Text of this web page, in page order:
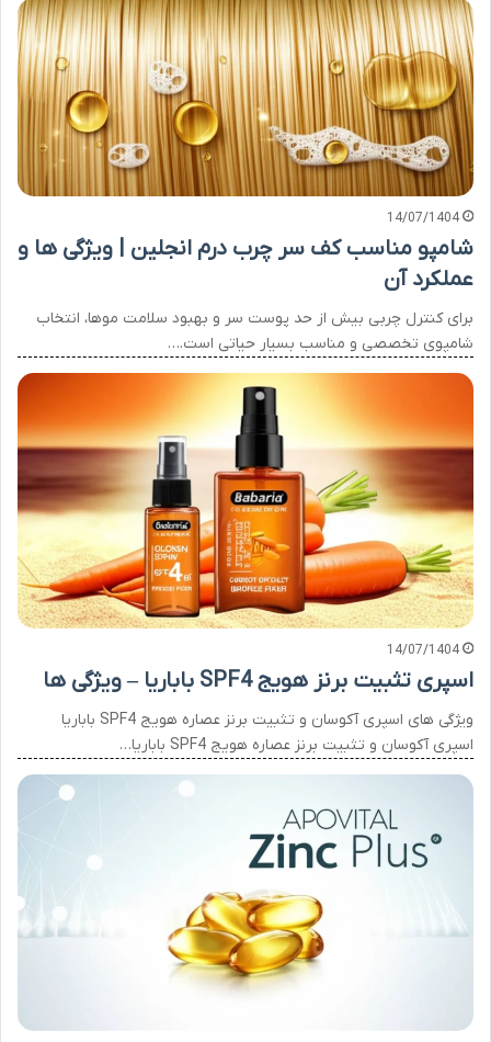
14/07/1404
شامپو مناسب کف سر چرب درم انجلین | ویژگی ها و
عملکرد آن
برای کنترل چربی بیش از حد پوست سر و بهبود سلامت موها، انتخاب
شامپوی تخصصی و مناسب بسیار حیاتی است.…
14/07/1404
اسپری تثبیت برنز هویج SPF4 باباریا – ویژگی ها
ویژگی های اسپری آکوسان و تثبیت برنز عصاره هویج SPF4 باباریا
اسپری آکوسان و تثبیت برنز عصاره هویج SPF4 باباریا…